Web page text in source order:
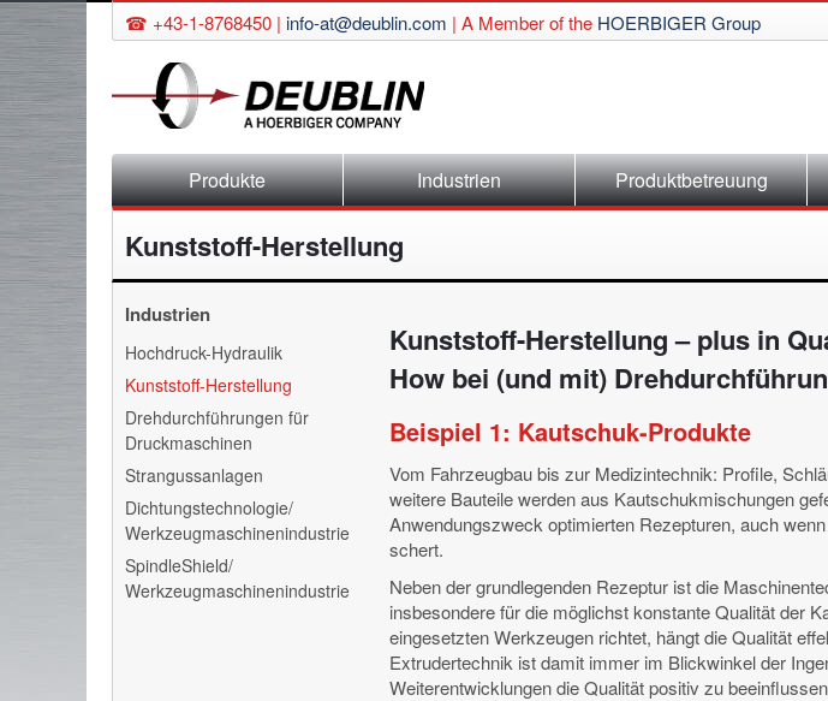
☎ +43-1-8768450 | info-at@deublin.com | A Member of the HOERBIGER Group
Navigation
überspringenProdukte Industrien Produktbetreuung
Kunststoff-Herstellung
Kunststoff-Herstellung – plus in
How bei (und mit)
Beispiel 1: Kautschuk-Produkte
Vom Fahrzeugbau bis zur Medizintechnik: Profile,
weitere Bauteile werden aus Kautschukmischungen
Anwendungszweck optimierten Rezepturen, auch
schert.
Neben der grundlegenden Rezeptur ist die
insbesondere für die möglichst konstante Qualität der
eingesetzten Werkzeugen richtet, hängt die Qualität
Extrudertechnik ist damit immer im Blickwinkel der
Weiterentwicklungen die Qualität positiv zu
Industrien
Navigation
überspringen
Hochdruck-Hydraulik
Kunststoff-Herstellung
Drehdurchführungen für
Druckmaschinen
Strangussanlagen
Dichtungstechnologie/
Werkzeugmaschinenindustrie
SpindleShield/
Werkzeugmaschinenindustrie